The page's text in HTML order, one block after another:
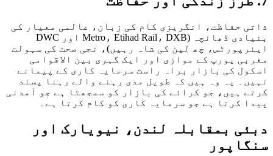
حفاظت، انگریزی کام کی زبان، عالمی معیار کی
بنیادی ڈھانچہ (Metro، Etihad Rail، DXB اور DWC
چھ لین کی شاہ رہیں)، نجی صحت کی سہولت
یورپ کے موازی اور ایک گہری بین الاقوامی
کی بازار براہ راست سرمایہ کاری کے پیمانے
یہ وہ ہیں کہ طویل مدی رہنے والے رہنا پسند
ہیں، جو کرائے کی بازار کو سمجھتا ہے جو آمدنی
کرتا ہے جو سرمایہ کاری کو کام کرتا ہے۔
بمقابلہ لندن، نیویارک اور